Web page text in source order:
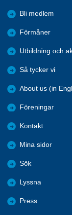
Bli medlem
Förmåner
Utbildning och
Så tycker vi
About us (in
Föreningar
Kontakt
Mina sidor
Sök
Lyssna
Press